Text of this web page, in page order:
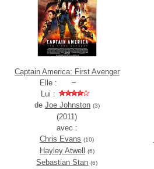
Captain America: First Avenger
Elle :
Lui :
de Joe Johnston (3)
(2011)
avec :
Chris Evans (10)
Hayley Atwell (6)
Sebastian Stan (6)